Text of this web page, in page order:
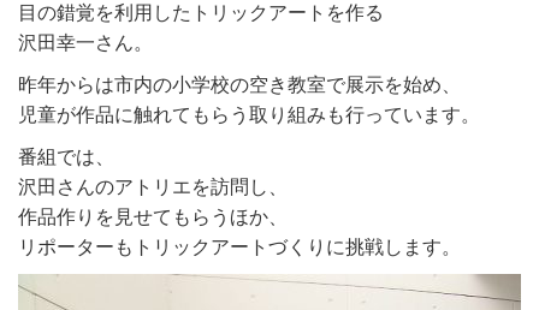
目の錯覚を利用したトリックアートを作る
沢田幸一さん。
昨年からは市内の小学校の空き教室で展示を始め、
児童が作品に触れてもらう取り組みも行っています。
番組では、
沢田さんのアトリエを訪問し、
作品作りを見せてもらうほか、
リポーターもトリックアートづくりに挑戦します。